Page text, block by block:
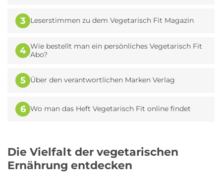
Die Vielfalt der vegetarischen
Ernährung entdecken
3 Leserstimmen zu dem Vegetarisch Fit Magazin
4 Wie bestellt man ein persönliches Vegetarisch Fit
Abo?
5 Über den verantwortlichen Marken Verlag
6 Wo man das Heft Vegetarisch Fit online findet